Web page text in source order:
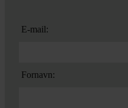
E-mail:
Fornavn: